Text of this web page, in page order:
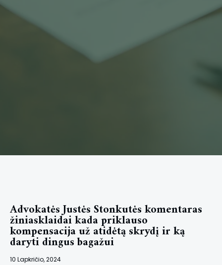
Advokatės Justės Stonkutės komentaras
žiniasklaidai kada priklauso
kompensacija už atidėtą skrydį ir ką
daryti dingus bagažui
10 Lapkričio, 2024